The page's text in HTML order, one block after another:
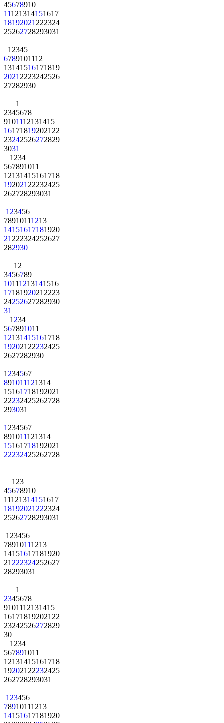
45678910
11121314151617
18192021 222324
25262728293031
1 2345
6789101112
13141516171819
2021 2223242526
27282930
1
2345678
9101112131415
161718192021 22
23242526272829
3031
1 234
567891011
12131415161718
192021 22232425
262728293031
1 23456
78910111213
14151617181920
21 222324252627
282930
1 2
3456789
10111213141516
1718192021 2223
24252627282930
31
1 234
567891011
12131415161718
192021 22232425
2627282930
1 234567
891011121314
15161718192021
22232425262728
293031
1 234567
891011121314
15161718192021
22232425262728
1 23
45678910
11121314151617
18192021 222324
25262728293031
1 23456
78910111213
14151617181920
21 222324252627
28293031
1
2345678
9101112131415
161718192021 22
23242526272829
30
1 234
567891011
12131415161718
192021 22232425
262728293031
1 23456
78910111213
14151617181920